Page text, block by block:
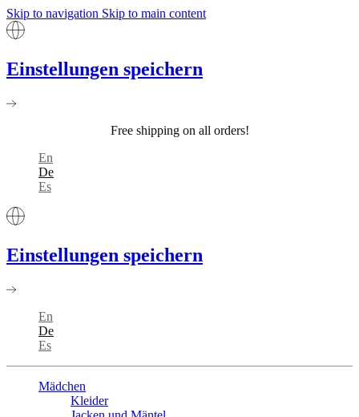
Skip to navigation Skip to main content
Einstellungen speichern
Free shipping on all orders!
En
De
Es
Einstellungen speichern
En
De
Es
Mädchen
Kleider